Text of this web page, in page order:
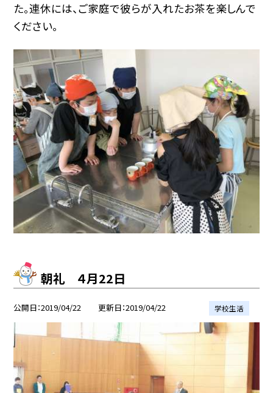
た。連休には、ご家庭で彼らが入れたお茶を楽しんで
ください。
朝礼 ４月22日
公開日 2019/04/22 更新日 2019/04/22 学校生活